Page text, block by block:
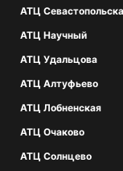
АТЦ
АТЦ Научный
АТЦ Удальцова
АТЦ Алтуфьево
АТЦ Лобненская
АТЦ Очаково
АТЦ Солнцево